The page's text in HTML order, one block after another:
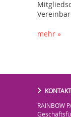
mehr »
KONTAKT
RAINBOW